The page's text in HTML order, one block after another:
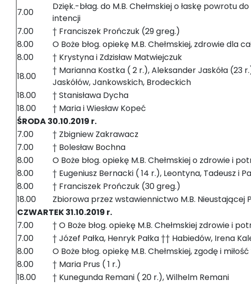
7.00
Dzięk.-błag. do M.B. Chełmskiej o łaskę powrotu
intencji
7.00
† Franciszek Prończuk (29 greg.)
8.00
O Boże błog. opiekę M.B. Chełmskiej, zdrowie dla
8.00
† Krystyna i Zdzisław Matwiejczuk
18.00
† Marianna Kostka ( 2 r.), Aleksander Jaskóła (23
Jaskółów, Jankowskich, Brodeckich
18.00
† Stanisława Dycha
18.00
† Maria i Wiesław Kopeć
ŚRODA 30.10.2019 r.
7.00
† Zbigniew Zakrawacz
7.00
† Bolesław Bochna
8.00
O Boże błog. opiekę M.B. Chełmskiej o zdrowie i
8.00
† Eugeniusz Bernacki ( 14 r.), Leontyna, Tadeusz i
8.00
† Franciszek Prończuk (30 greg.)
18.00
Zbiorowa przez wstawiennictwo M.B. Nieustającej
CZWARTEK 31.10.2019 r.
7.00
† O Boże błog. opiekę M.B. Chełmskiej zdrowie i
7.00
† Józef Pałka, Henryk Pałka †† Habiedów, Irena
8.00
O Boże błog. opiekę M.B. Chełmskiej, zgodę i
8.00
† Maria Prus ( 1 r.)
18.00
† Kunegunda Remani ( 20 r.), Wilhelm Remani